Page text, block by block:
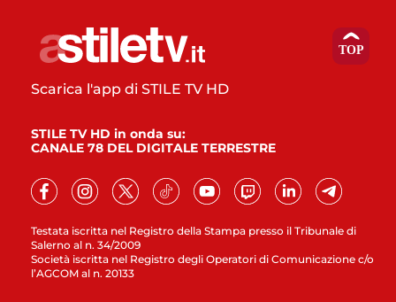
Testata iscritta nel Registro della Stampa presso il Tribunale di
Salerno al n. 34/2009
Società iscritta nel Registro degli Operatori di Comunicazione c/o
l’AGCOM al n. 20133
Scarica l'app di STILE TV HD
STILE TV HD in onda su:
CANALE 78 DEL DIGITALE TERRESTRE